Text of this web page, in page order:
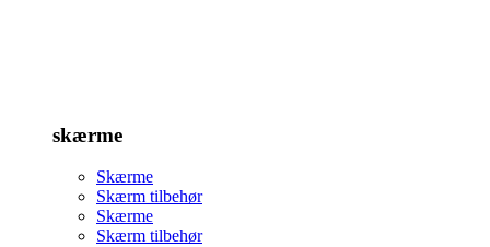
skærme
Skærme
Skærm tilbehør
Skærme
Skærm tilbehør